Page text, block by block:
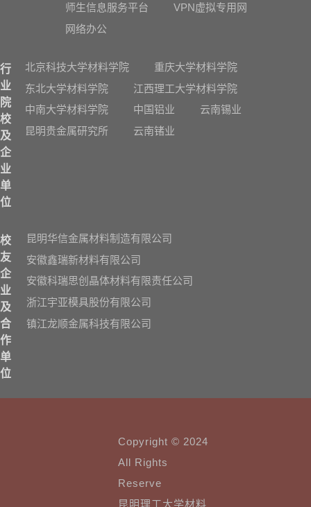
师生信息服务平台
VPN虚拟专用网
网络办公
行
业
院
校
及
企
业
单
位
北京科技大学材料学院
重庆大学材料学院
东北大学材料学院
江西理工大学材料学院
中南大学材料学院
中国铝业
云南锡业
昆明贵金属研究所
云南锗业
校
友
企
业
及
合
作
单
位
昆明华信金属材料制造有限公司
安徽鑫瑞新材料有限公司
安徽科瑞思创晶体材料有限责任公司
浙江宇亚模具股份有限公司
镇江龙顺金属科技有限公司
Copyright © 2024
All Rights
Reserve
昆明理工大学材料